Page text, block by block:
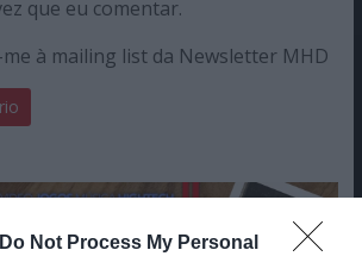
Do Not Process My Personal
que eu comentar.
me à mailing list da Newsletter MHD